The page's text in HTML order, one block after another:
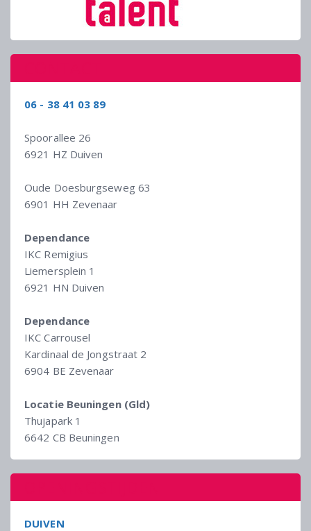
06 - 38 41 03 89
Spoorallee 26
6921 HZ Duiven
Oude Doesburgseweg 63
6901 HH Zevenaar
Dependance
IKC Remigius
Liemersplein 1
6921 HN Duiven
Dependance
IKC Carrousel
Kardinaal de Jongstraat 2
6904 BE Zevenaar
Locatie Beuningen (Gld)
Thujapark 1
6642 CB Beuningen
DUIVEN